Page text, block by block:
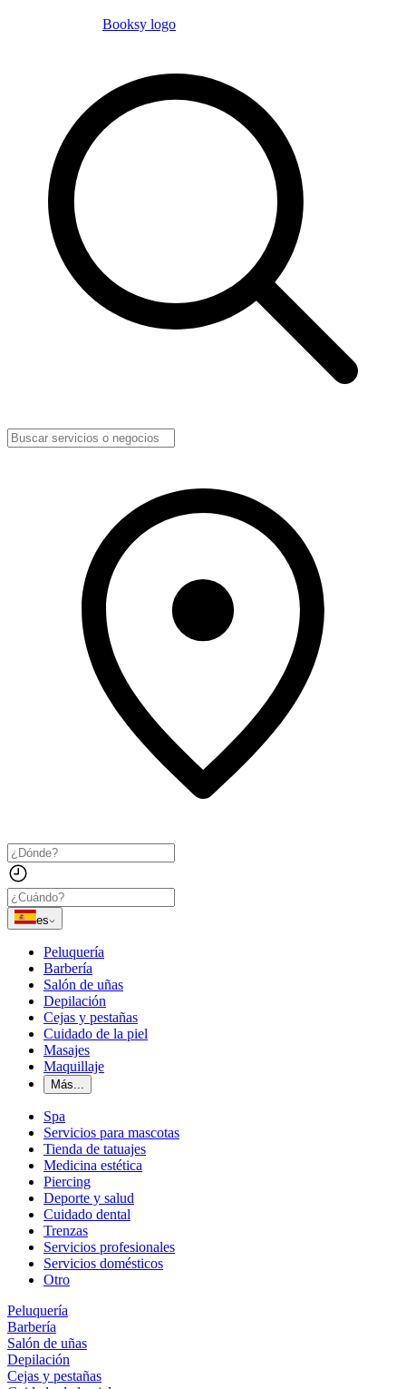
Booksy logo
es
Peluquería
Barbería
Salón de uñas
Depilación
Cejas y pestañas
Cuidado de la piel
Masajes
Maquillaje
Más...
Spa
Servicios para mascotas
Tienda de tatuajes
Medicina estética
Piercing
Deporte y salud
Cuidado dental
Trenzas
Servicios profesionales
Servicios domésticos
Otro
Peluquería
Barbería
Salón de uñas
Depilación
Cejas y pestañas